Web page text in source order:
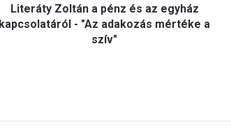
Literáty Zoltán a pénz és az egyház
kapcsolatáról - "Az adakozás mértéke a
szív"